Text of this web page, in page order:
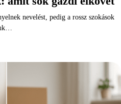
nevelést, pedig a rossz szokások